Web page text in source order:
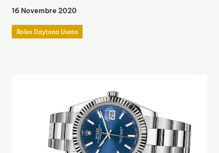
16 Novembre 2020
Rolex Daytona Usato